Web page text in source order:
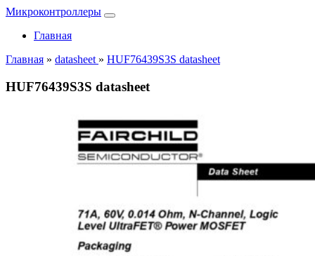
Микроконтроллеры
Главная
Главная » datasheet » HUF76439S3S datasheet
HUF76439S3S datasheet